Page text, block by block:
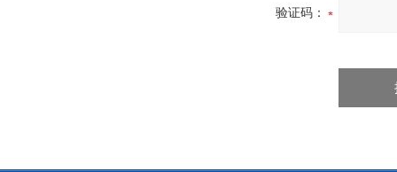
验证码：